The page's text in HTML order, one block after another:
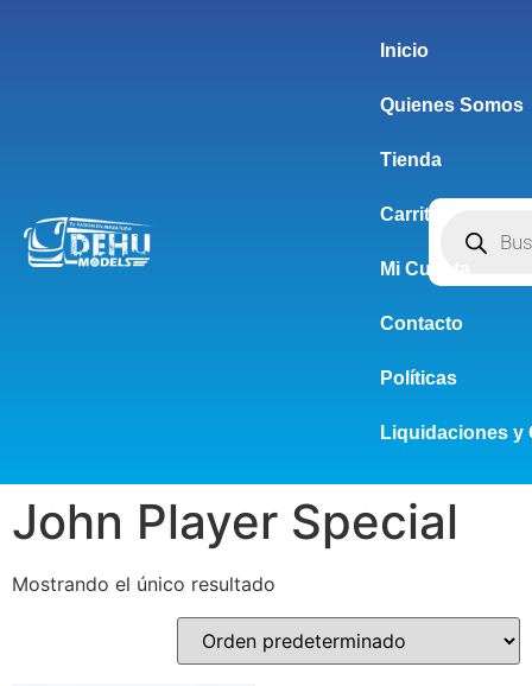
Inicio
Quienes Somos
Tienda
Carrito
Mi Cuenta
Contacto
Políticas
Liquidaciones y
John Player Special
Mostrando el único resultado